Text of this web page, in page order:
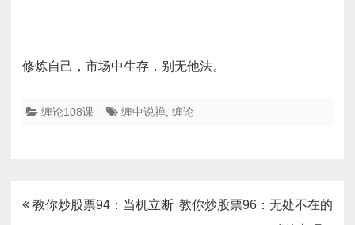
修炼自己，市场中生存，别无他法。
缠论108课 缠中说禅 缠论
文教你炒股票94：当机立断 教你炒股票96：无处不在的